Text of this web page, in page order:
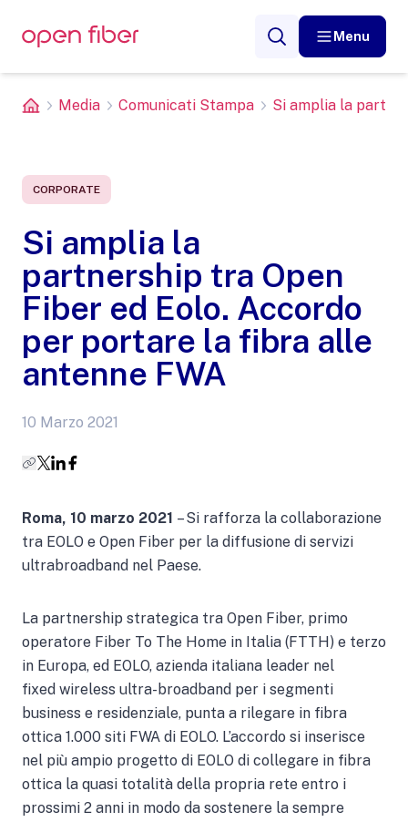
Menu
Media Comunicati Stampa Si amplia la
CORPORATE
Si amplia la
partnership tra Open
Fiber ed Eolo. Accordo
per portare la fibra alle
antenne FWA
10 Marzo 2021
Roma, 10 marzo 2021 – Si rafforza la collaborazione
tra EOLO e Open Fiber per la diffusione di servizi
ultrabroadband nel Paese.
La partnership strategica tra Open Fiber, primo
operatore Fiber To The Home in Italia (FTTH) e terzo
in Europa, ed EOLO, azienda italiana leader nel
fixed wireless ultra-broadband per i segmenti
business e residenziale, punta a rilegare in fibra
ottica 1.000 siti FWA di EOLO. L’accordo si inserisce
nel più ampio progetto di EOLO di collegare in fibra
ottica la quasi totalità della propria rete entro i
prossimi 2 anni in modo da sostenere la sempre